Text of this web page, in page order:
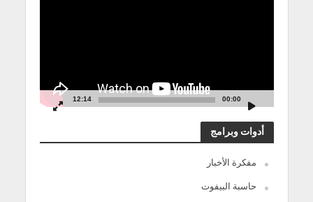
00:00
12:14
أدوات وبرامج
مفكرة الأخبار
حاسبة البيفوت